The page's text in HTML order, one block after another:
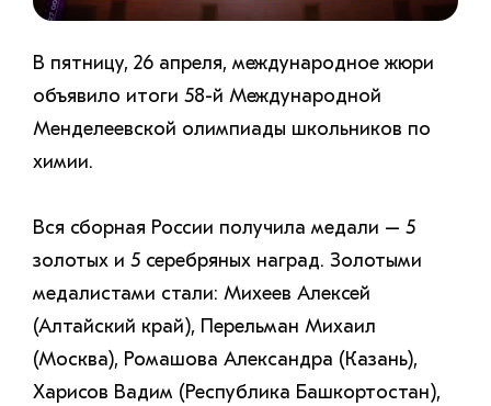
В пятницу, 26 апреля, международное жюри
объявило итоги 58-й Международной
Менделеевской олимпиады школьников по
химии.
Вся сборная России получила медали – 5
золотых и 5 серебряных наград. Золотыми
медалистами стали: Михеев Алексей
(Алтайский край), Перельман Михаил
(Москва), Ромашова Александра (Казань),
Харисов Вадим (Республика Башкортостан),